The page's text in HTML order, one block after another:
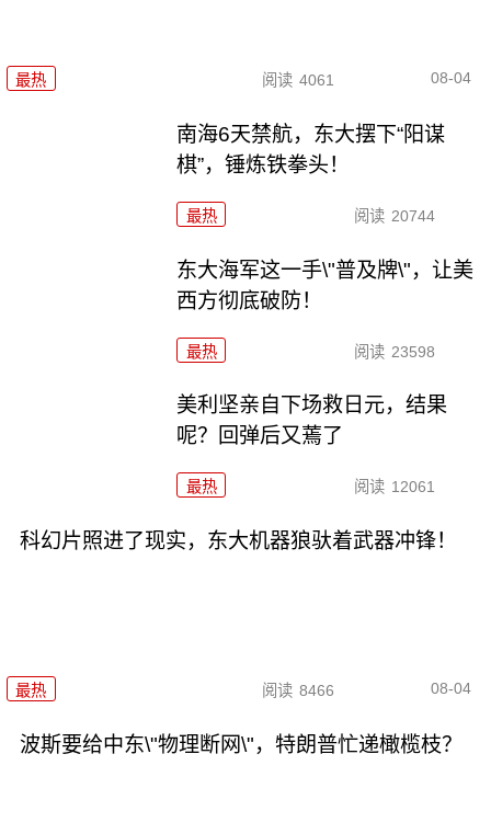
最热 阅读 4061 08-04
南海6天禁航，东大摆下“阳谋
棋”，锤炼铁拳头！
最热 阅读 20744
东大海军这一手\"普及牌\"，让美
西方彻底破防！
最热 阅读 23598
美利坚亲自下场救日元，结果
呢？回弹后又蔫了
最热 阅读 12061
科幻片照进了现实，东大机器狼驮着武器冲锋！
最热 阅读 8466 08-04
波斯要给中东\"物理断网\"，特朗普忙递橄榄枝？